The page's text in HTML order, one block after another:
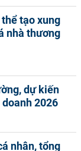
tạo xung
nhà thương
dự kiến
2026
nhân, tổng